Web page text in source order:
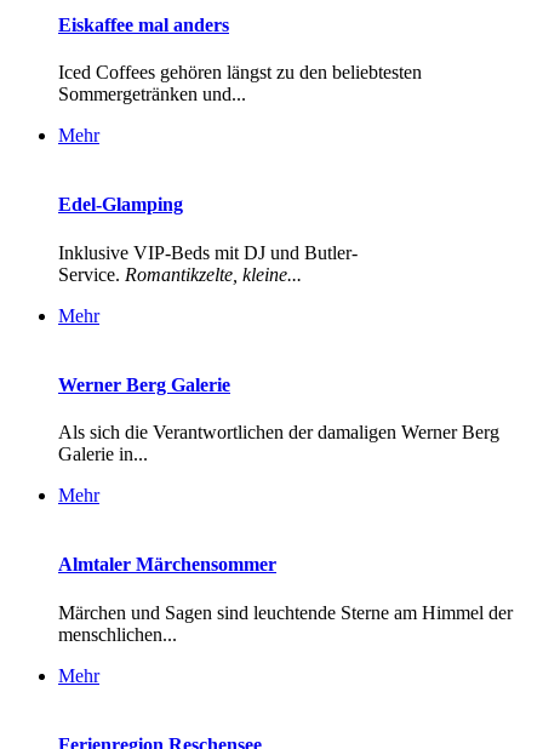
Eiskaffee mal anders
Iced Coffees gehören längst zu den beliebtesten
Sommergetränken und...
Mehr
Edel-Glamping
Inklusive VIP-Beds mit DJ und Butler-
Service. Romantikzelte, kleine...
Mehr
Werner Berg Galerie
Als sich die Verantwortlichen der damaligen Werner Berg
Galerie in...
Mehr
Almtaler Märchensommer
Märchen und Sagen sind leuchtende Sterne am Himmel der
menschlichen...
Mehr
Ferienregion Reschensee